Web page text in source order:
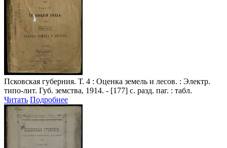
Псковская губерния. Т. 4 : Оценка земель и лесов. : Электр.
типо-лит. Губ. земства, 1914. - [177] с. разд. паг. : табл.
Читать Подробнее